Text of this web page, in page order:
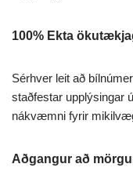
100% Ekta
Sérhver leit að
staðfestar upplýsingar
nákvæmni fyrir
Aðgangur að